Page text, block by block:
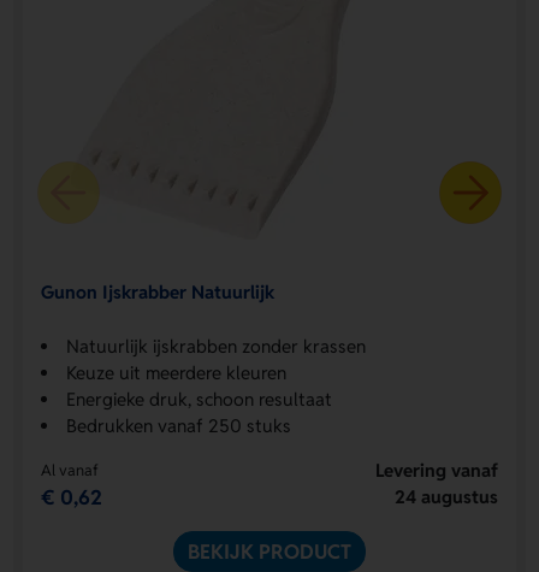
Gunon Ijskrabber Natuurlijk
Natuurlijk ijskrabben zonder krassen
Keuze uit meerdere kleuren
Energieke druk, schoon resultaat
Bedrukken vanaf 250 stuks
Al vanaf
€ 0,62
Levering vanaf
24 augustus
BEKIJK PRODUCT